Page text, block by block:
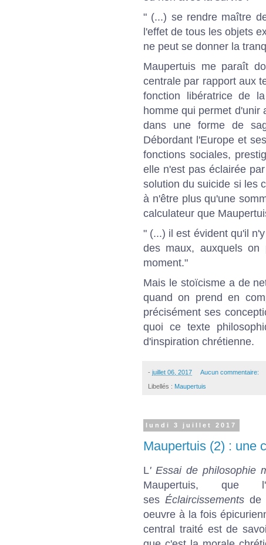
" (...) se rendre maître
l'effet de tous les objets
ne peut se donner la
Maupertuis me paraît
centrale par rapport aux
fonction libératrice de
homme qui permet d'unir
dans une forme de
Débordant l'Europe et
fonctions sociales,
elle n'est pas éclairée
solution du suicide si les
à n'être plus qu'une
calculateur que
" (...) il est évident qu'il
des maux, auxquels on
moment."
Mais le stoïcisme a de
quand on prend en
précisément ses
quoi ce texte
d'inspiration chrétienne.
- juillet 06, 2017 Aucun commentaire:
Libellés : Maupertuis
lundi 3 juillet 2017
Maupertuis (2) : une
L' Essai de philosophie
Maupertuis, que
ses Éclaircissements de
oeuvre à la fois
central traité est de